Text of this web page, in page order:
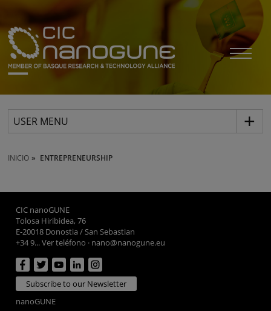
USER MENU
INICIO ENTREPRENEURSHIP
CIC nanoGUNE
Tolosa Hiribidea, 76
E-20018 Donostia / San Sebastian
+34 9... Ver teléfono · nano@nanogune.eu
Subscribe to our Newsletter
nanoGUNE